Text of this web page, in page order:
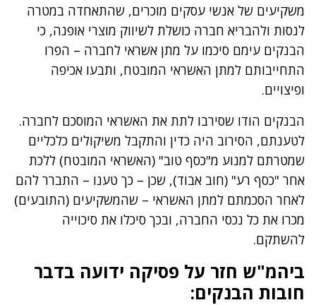
משקיעים של אנשי עסקים מוכרים, שהתאחדה במטרה
לנסות ולהבריא חברה כושלת לשיווק מוצרי אופנה, כי
הבנקים עימם סיכמו על מתן אשראי לחברה – הפרו
התחייבותם למתן האשראי המובטח, ותבעו אכיפה
ופיצויים.
הבנקים הודו שסירבו לתת את האשראי המוסכם לחברה.
לטענתם, הסירוב היה כדין והתקבל משיקולים כלכליים
שמטרתם למנוע מ"כסף טוב" (האשראי המובטח) ללכת
אחר "כסף רע" (חוב אבוד), שכן – כך טענו – התברר להם
לאחר הסכמתם למתן האשראי – שהמשקיעים (התובעים)
מכרו את כל נכסי החברה, ובכך סיכלו את סיכוייה
להשתקם.
ביהמ"ש חזר על פסיקה ידועה בדבר
חובות הבנקים: